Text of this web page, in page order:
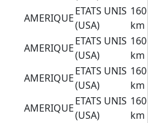
AMERIQUE
ETATS UNIS
(USA)
160
km
AMERIQUE
ETATS UNIS
(USA)
160
km
AMERIQUE
ETATS UNIS
(USA)
160
km
AMERIQUE
ETATS UNIS
(USA)
160
km